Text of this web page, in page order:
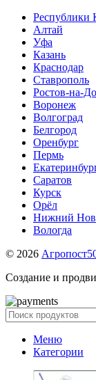
Республики
Алтай
Уфа
Казань
Краснодар
Ставрополь
Ростов-на-
Воронеж
Волгоград
Белгород
Оренбург
Пермь
Саратов
Курск
Орёл
Нижний
Вологда
© 2026
Создание и
Меню
Категории